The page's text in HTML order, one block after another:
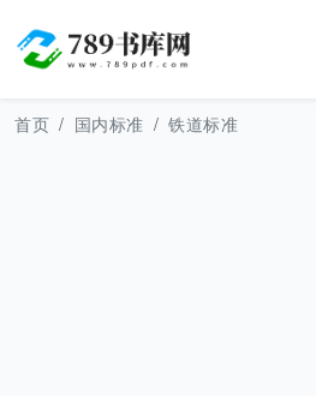
首页 国内标准 铁道标准